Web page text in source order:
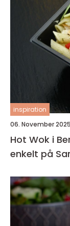
inspiration
06. November 2025
Hot Wok i
enkelt på